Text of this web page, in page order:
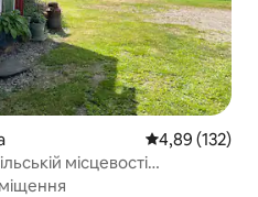
Середня
4,89 (132)
місцевості